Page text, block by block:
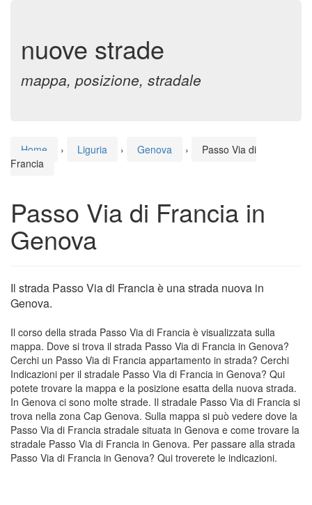
nuove strade
mappa, posizione, stradale
Home › Liguria › Genova ›
Passo Via di
Francia
Passo Via di Francia in
Genova
Il strada Passo Via di Francia è una strada nuova in
Genova.
Il corso della strada Passo Via di Francia è visualizzata sulla
mappa. Dove si trova il strada Passo Via di Francia in Genova?
Cerchi un Passo Via di Francia appartamento in strada? Cerchi
Indicazioni per il stradale Passo Via di Francia in Genova? Qui
potete trovare la mappa e la posizione esatta della nuova strada.
In Genova ci sono molte strade. Il stradale Passo Via di Francia si
trova nella zona Cap Genova. Sulla mappa si può vedere dove la
Passo Via di Francia stradale situata in Genova e come trovare la
stradale Passo Via di Francia in Genova. Per passare alla strada
Passo Via di Francia in Genova? Qui troverete le indicazioni.